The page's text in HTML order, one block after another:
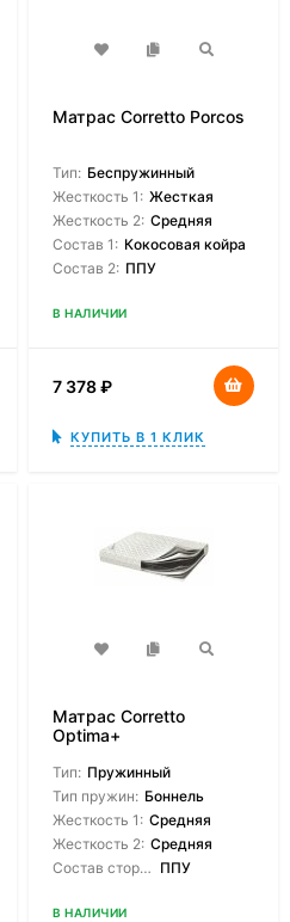
Матрас Corretto Porcos
Тип: Беспружинный
Жесткость 1: Жесткая
Жесткость 2: Средняя
Состав 1: Кокосовая койра
Состав 2: ППУ
В НАЛИЧИИ
7 378₽
КУПИТЬ В 1 КЛИК
Матрас Corretto
Optima+
Тип: Пружинный
Тип пружин: Боннель
Жесткость 1: Средняя
Жесткость 2: Средняя
Состав сторон: ППУ
В НАЛИЧИИ